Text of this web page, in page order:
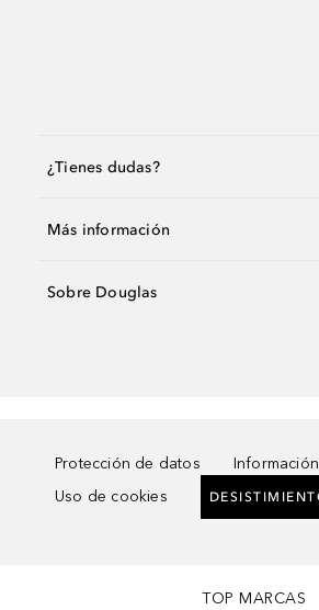
¿Tienes dudas?
Más información
Sobre Douglas
Protección de datos
Uso de cookies
TOP MARCAS